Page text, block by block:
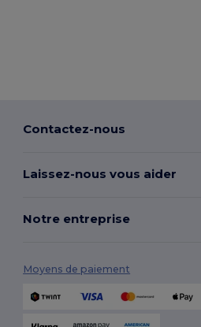
Contactez-nous
Laissez-nous vous aider
Notre entreprise
Moyens de paiement